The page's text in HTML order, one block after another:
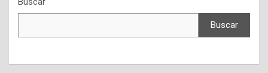
Buscar